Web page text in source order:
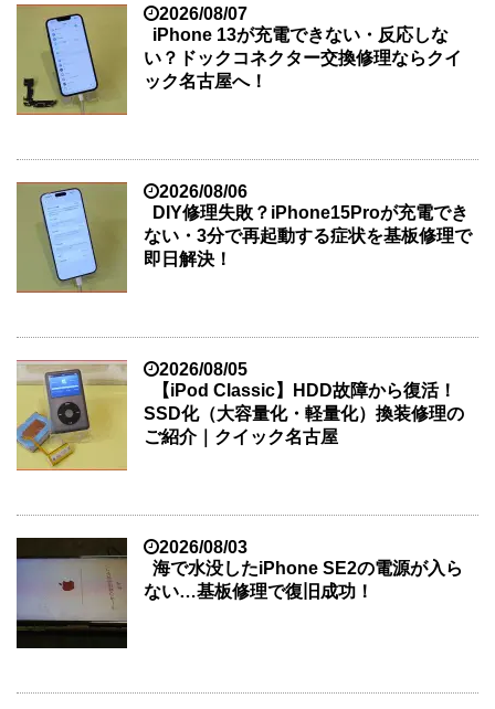
2026/08/07
iPhone 13が充電できない・反応しな
い？ドックコネクター交換修理ならクイ
ック名古屋へ！
2026/08/06
DIY修理失敗？iPhone15Proが充電でき
ない・3分で再起動する症状を基板修理で
即日解決！
2026/08/05
【iPod Classic】HDD故障から復活！
SSD化（大容量化・軽量化）換装修理の
ご紹介｜クイック名古屋
2026/08/03
海で水没したiPhone SE2の電源が入ら
ない…基板修理で復旧成功！